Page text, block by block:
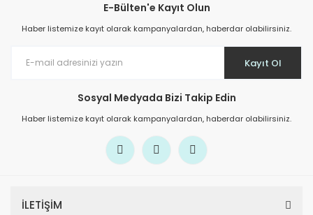
E-Bülten'e Kayıt Olun
Haber listemize kayıt olarak kampanyalardan, haberdar olabilirsiniz.
Kayıt Ol
Sosyal Medyada Bizi Takip Edin
Haber listemize kayıt olarak kampanyalardan, haberdar olabilirsiniz.
İLETİŞİM